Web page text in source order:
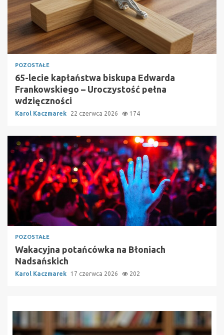
POZOSTAŁE
65-lecie kapłaństwa biskupa Edwarda
Frankowskiego – Uroczystość pełna
wdzięczności
Karol Kaczmarek 22 czerwca 2026 174
POZOSTAŁE
Wakacyjna potańcówka na Błoniach
Nadsańskich
Karol Kaczmarek 17 czerwca 2026 202